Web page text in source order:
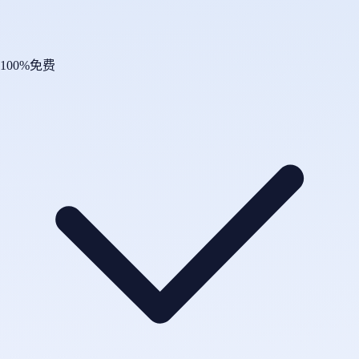
100%免费